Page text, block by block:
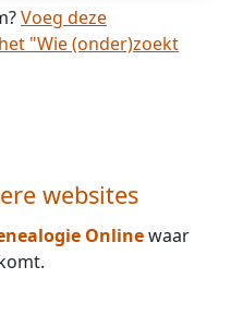
Voeg deze
"Wie (onder)zoekt
websites
Onlinewaar